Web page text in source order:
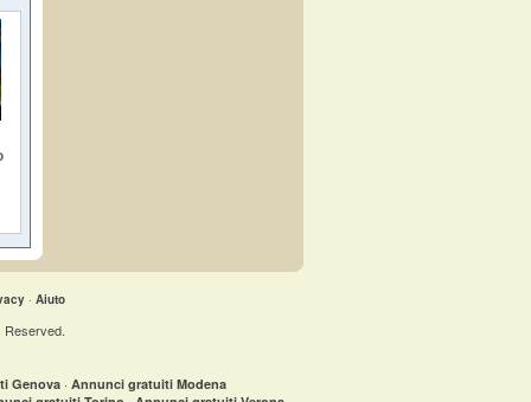
· Aiuto
Genova · Annunci gratuiti Modena